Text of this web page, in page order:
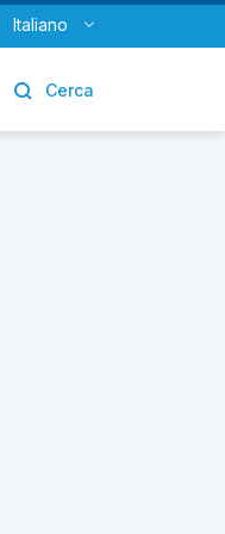
Italiano
Cerca